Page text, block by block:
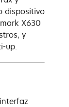
dispositivo
X630
y
up.